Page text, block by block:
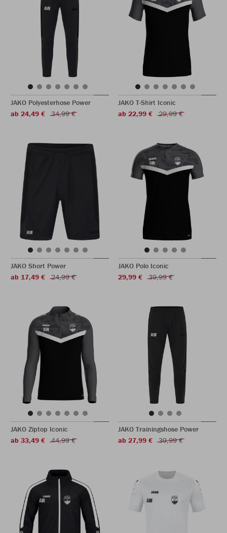
JAKO Polyesterhose Power
ab 24,49 €
34,99 €
JAKO T-Shirt Iconic
ab 22,99 €
29,99 €
JAKO Short Power
ab 17,49 €
24,99 €
JAKO Polo Iconic
29,99 €
39,99 €
JAKO Ziptop Iconic
ab 33,49 €
44,99 €
JAKO Trainingshose Power
ab 27,99 €
39,99 €